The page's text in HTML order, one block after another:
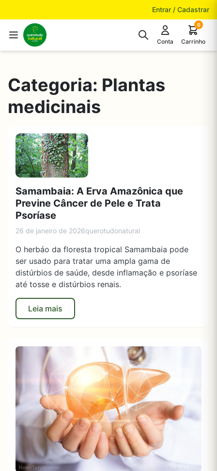
Entrar / Cadastrar
Conta
0
Carrinho
Categoria: Plantas
medicinais
Samambaia: A Erva Amazônica que
Previne Câncer de Pele e Trata
Psoríase
26 de janeiro de 2026querotudonatural
O herbáo da floresta tropical Samambaia pode
ser usado para tratar uma ampla gama de
distúrbios de saúde, desde inflamação e psoríase
até tosse e distúrbios renais.
Leia mais